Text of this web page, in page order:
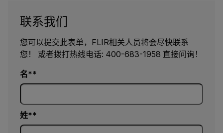
联系我们
您可以提交此表单，FLIR相关人员将会尽快联系
您！ 或者拨打热线电话: 400-683-1958 直接问询！
名*
姓*